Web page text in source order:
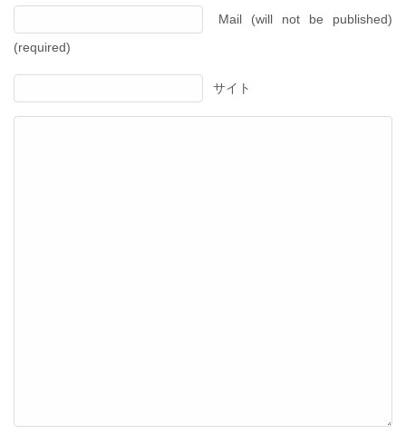
Mail (will not be published)
(required)
サイト